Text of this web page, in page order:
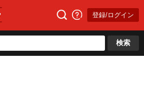
登録/ログイン
検索